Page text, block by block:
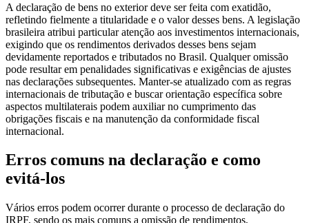
A declaração de bens no exterior deve ser feita com exatidão,
refletindo fielmente a titularidade e o valor desses bens. A legislação
brasileira atribui particular atenção aos investimentos internacionais,
exigindo que os rendimentos derivados desses bens sejam
devidamente reportados e tributados no Brasil. Qualquer omissão
pode resultar em penalidades significativas e exigências de ajustes
nas declarações subsequentes. Manter-se atualizado com as regras
internacionais de tributação e buscar orientação específica sobre
aspectos multilaterais podem auxiliar no cumprimento das
obrigações fiscais e na manutenção da conformidade fiscal
internacional.
Erros comuns na declaração e como
evitá-los
Vários erros podem ocorrer durante o processo de declaração do
IRPF, sendo os mais comuns a omissão de rendimentos,